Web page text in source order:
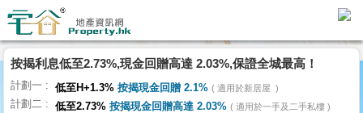
理
主
頁
按揭利息低至2.73%,現金回贈高達 2.03%,保證全城最高！
計劃一 低至H+1.3% 按揭現金回贈 2.1% 適用於新居屋
計劃二 低至2.73% 按揭現金回贈高達 2.03% 適用於一手及二手私樓